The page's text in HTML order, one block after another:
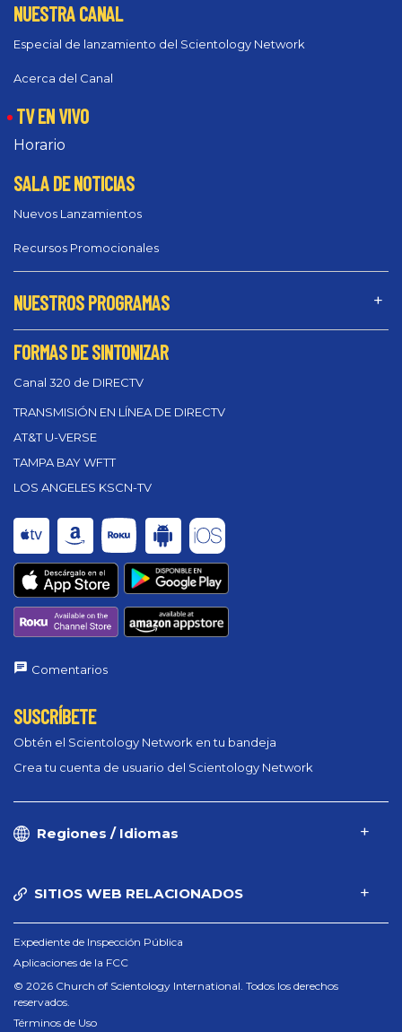
NUESTRA CANAL
Especial de lanzamiento del Scientology Network
Acerca del Canal
TV EN VIVO
Horario
SALA DE NOTICIAS
Nuevos Lanzamientos
Recursos Promocionales
NUESTROS PROGRAMAS
FORMAS DE SINTONIZAR
Canal 320 de DIRECTV
TRANSMISIÓN EN LÍNEA DE DIRECTV
AT&T U-VERSE
TAMPA BAY WFTT
LOS ANGELES KSCN-TV
Comentarios
SUSCRÍBETE
Obtén el Scientology Network en tu bandeja
Crea tu cuenta de usuario del Scientology Network
Regiones / Idiomas
SITIOS WEB RELACIONADOS
Expediente de Inspección Pública
Aplicaciones de la FCC
© 2026 Church of Scientology International. Todos los derechos
reservados.
Términos de Uso